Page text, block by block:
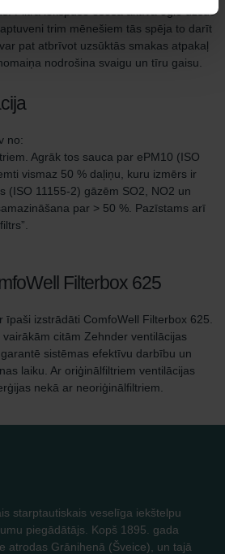
Filtra iekšpusē esošā aktīvā ogle uzsūc
trim mēnešiem tās spēja to darīt
pat atbrīvot uzsūktās smakas atpakaļ
nodrošina svaigu un tīru gaisu.
no:
Agrāk tos sauca par ePM10 (ISO
vismaz 50 % daļiņu, kuru izmērs ir
(ISO 11155-2) gāzēm SO2, NO2 un
par > 50 %. Pazīstams arī
Filterbox 625
īpaši izstrādāti ComfoWell Filterbox 625.
citām Zehnder ventilācijas
sistēmas efektīvu darbību un
laiku. Ar oriģinālfiltriem ventilācijas
nekā ar neoriģinālfiltriem.
starptautiskais veselīga iekštelpu
piegādātājs. Kopš 1895. gada
atrodas Grānihenā (Šveice), un tajā